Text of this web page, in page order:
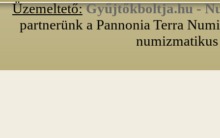
Üzemeltető: Gyűjtőkboltja.hu -
partnerünk a Pannonia Terra
numizmatikus